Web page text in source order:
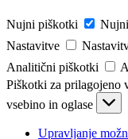
Nujni piškotki
Nastavitve
Analitični piškotki
Piškotki za prilagojeno
vsebino in oglase
Upravljanje